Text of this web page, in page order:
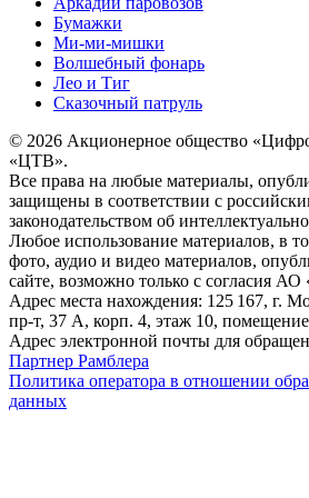
Бумажки
Ми-ми-мишки
Волшебный фонарь
Лео и Тиг
Сказочный патруль
© 2026 Акционерное общество
«ЦТВ».
Все права на любые материалы,
защищены в соответствии с
законодательством об
Любое использование материалов, в
фото, аудио и видео материалов,
сайте, возможно только с согласия
Адрес места нахождения: 125 167, г.
пр-т, 37 А, корп. 4, этаж 10,
Адрес электронной почты для
Партнер Рамблера
Политика оператора в отношении
данных